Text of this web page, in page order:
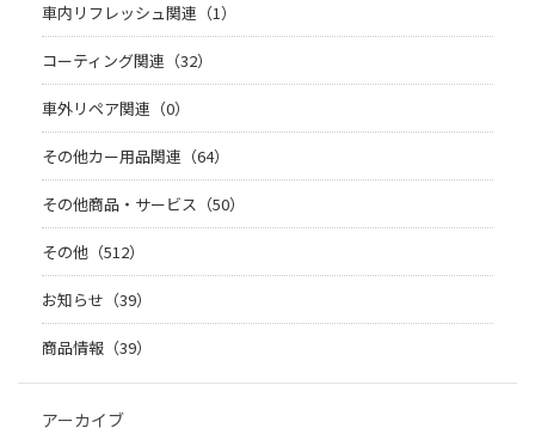
車内リフレッシュ関連（1）
コーティング関連（32）
車外リペア関連（0）
その他カー用品関連（64）
その他商品・サービス（50）
その他（512）
お知らせ（39）
商品情報（39）
アーカイブ